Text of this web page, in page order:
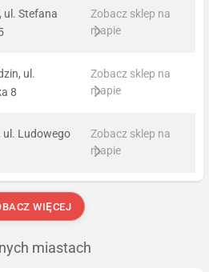
ul. Stefana
Zobacz sklep na
mapie
ul.
8
Zobacz sklep na
mapie
ul. Ludowego
Zobacz sklep na
mapie
WIĘCEJ
miastach